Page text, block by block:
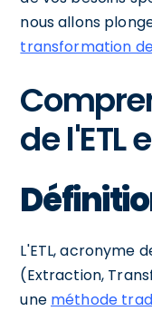
nous allons
transformation
de l'ETL
L'ETL, acronyme
(Extraction,
une méthode